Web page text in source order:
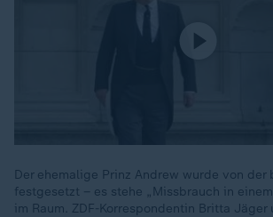
Der ehemalige Prinz Andrew wurde von der
festgesetzt – es stehe „Missbrauch in
im Raum. ZDF-Korrespondentin Britta Jäger